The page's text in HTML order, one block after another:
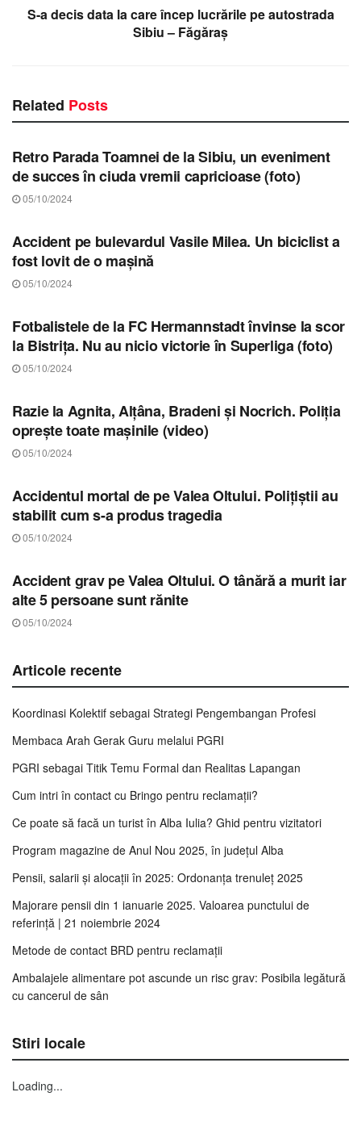
S-a decis data la care încep lucrările pe autostrada
Sibiu – Făgăraș
Related Posts
STIRI SIBIU
Retro Parada Toamnei de la Sibiu, un eveniment
de succes în ciuda vremii capricioase (foto)
05/10/2024
Accident pe bulevardul Vasile Milea. Un biciclist a
fost lovit de o mașină
05/10/2024
Fotbalistele de la FC Hermannstadt învinse la scor
la Bistrița. Nu au nicio victorie în Superliga (foto)
05/10/2024
Razie la Agnita, Alțâna, Bradeni și Nocrich. Poliția
oprește toate mașinile (video)
05/10/2024
Accidentul mortal de pe Valea Oltului. Polițiștii au
stabilit cum s-a produs tragedia
05/10/2024
Accident grav pe Valea Oltului. O tânără a murit iar
alte 5 persoane sunt rănite
05/10/2024
Articole recente
Koordinasi Kolektif sebagai Strategi Pengembangan Profesi
Membaca Arah Gerak Guru melalui PGRI
PGRI sebagai Titik Temu Formal dan Realitas Lapangan
Cum intri în contact cu Bringo pentru reclamații?
Ce poate să facă un turist în Alba Iulia? Ghid pentru vizitatori
Program magazine de Anul Nou 2025, în județul Alba
Pensii, salarii și alocații în 2025: Ordonanța trenuleț 2025
Majorare pensii din 1 ianuarie 2025. Valoarea punctului de
referință | 21 noiembrie 2024
Metode de contact BRD pentru reclamații
Ambalajele alimentare pot ascunde un risc grav: Posibila legătură
cu cancerul de sân
Stiri locale
Loading...